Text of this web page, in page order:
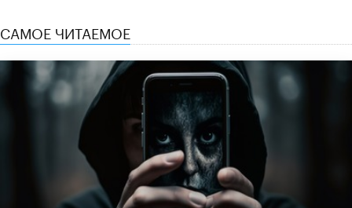
САМОЕ ЧИТАЕМОЕ